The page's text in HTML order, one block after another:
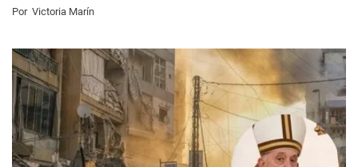
Por Victoria Marín